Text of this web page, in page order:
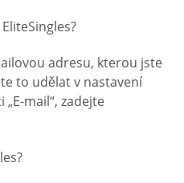
adresu, kterou jste
to udělat v nastavení
„E-mail“, zadejte